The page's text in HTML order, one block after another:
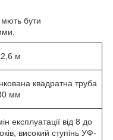
мють бути
м
квадратна труба
мм
експлуатації від 8 до
високий ступінь УФ-